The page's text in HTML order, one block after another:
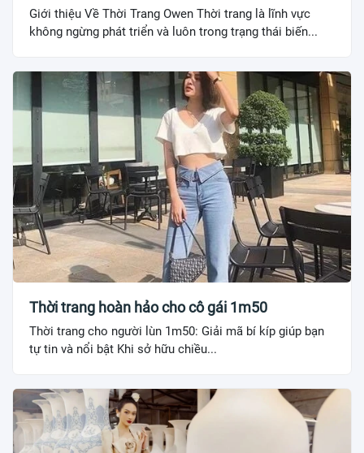
Giới thiệu Về Thời Trang Owen Thời trang là lĩnh vực
không ngừng phát triển và luôn trong trạng thái biến...
Thời trang hoàn hảo cho cô gái 1m50
Thời trang cho người lùn 1m50: Giải mã bí kíp giúp bạn
tự tin và nổi bật Khi sở hữu chiều...